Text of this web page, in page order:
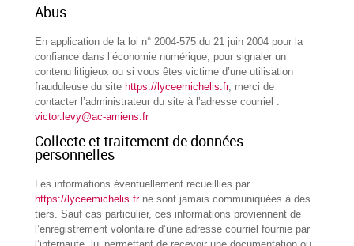
Abus
En application de la loi n° 2004-575 du 21 juin 2004 pour la
confiance dans l’économie numérique, pour signaler un
contenu litigieux ou si vous êtes victime d’une utilisation
frauduleuse du site https://lyceemichelis.fr, merci de
contacter l’administrateur du site à l’adresse courriel :
victor.levy@ac-amiens.fr
Collecte et traitement de données
personnelles
Les informations éventuellement recueillies par
https://lyceemichelis.frne sont jamais communiquées à des
tiers. Sauf cas particulier, ces informations proviennent de
l’enregistrement volontaire d’une adresse courriel fournie par